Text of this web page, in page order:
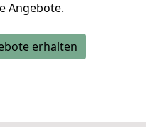
Angebote.
erhalten